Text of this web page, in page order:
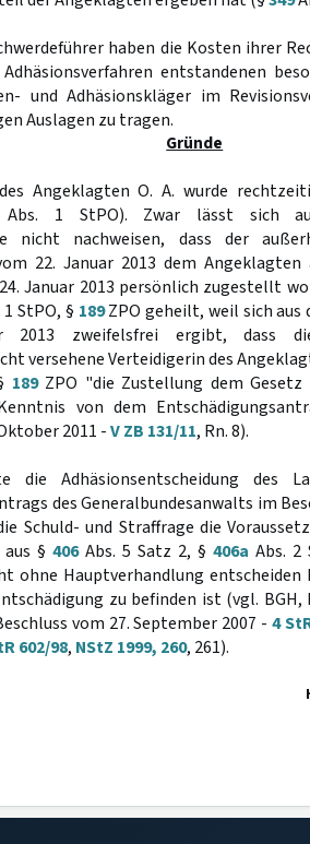
haben die Kosten ihrer
entstandenen
und Adhäsionskläger im
Auslagen zu tragen.
Gründe
Angeklagten O. A. wurde
1 StPO). Zwar lässt sich
nicht nachweisen, dass der
22. Januar 2013 dem Angeklagten
Januar 2013 persönlich zugestellt
StPO, § 189ZPO geheilt, weil sich aus
2013 zweifelsfrei ergibt, dass
versehene Verteidigerin des
189ZPO "die Zustellung dem Gesetz
von dem
2011 -V ZB 131/11, Rn. 8).
die Adhäsionsentscheidung des
des Generalbundesanwalts im
Schuld- und Straffrage die
§ 406Abs. 5 Satz 2, § 406a Abs. 2
ohne Hauptverhandlung entscheiden
zu befinden ist (vgl. BGH,
vom 27. September 2007 - 4
602/98, NStZ 1999, 260, 261).